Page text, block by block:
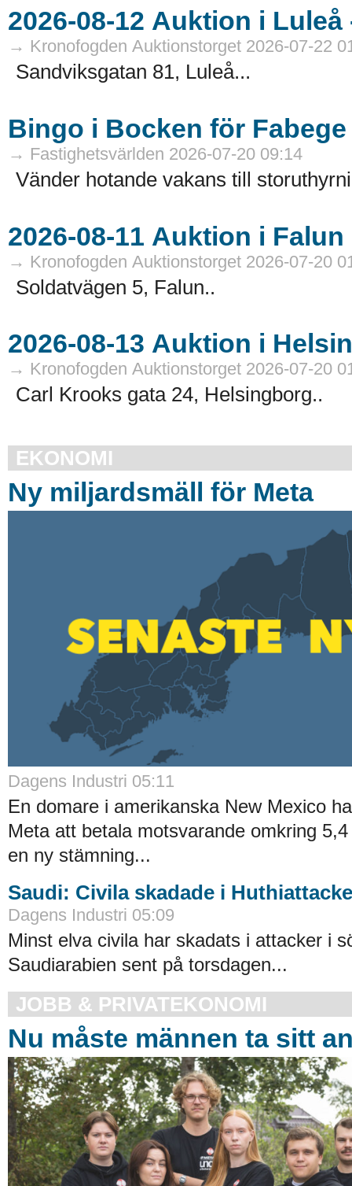
→ Kronofogden Auktionstorget 2026-07-22
Sandviksgatan 81, Luleå...
Bingo i Bocken för Fabege
→ Fastighetsvärlden 2026-07-20 09:14
Vänder hotande vakans till
→ Kronofogden Auktionstorget 2026-07-20
Soldatvägen 5, Falun..
→ Kronofogden Auktionstorget 2026-07-20
Carl Krooks gata 24, Helsingborg..
EKONOMI
Ny miljardsmäll för Meta
Dagens Industri 05:11
En domare i amerikanska New Mexico
Meta att betala motsvarande omkring
en ny stämning...
Saudi: Civila skadade i
Dagens Industri 05:09
Minst elva civila har skadats i attacker i
Saudiarabien sent på torsdagen...
JOBB & PRIVATEKONOMI
Nu måste männen ta sitt